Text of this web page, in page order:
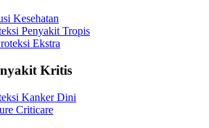
Kesehatan
Penyakit Tropis
Ekstra
Kritis
Kanker Dini
Criticare